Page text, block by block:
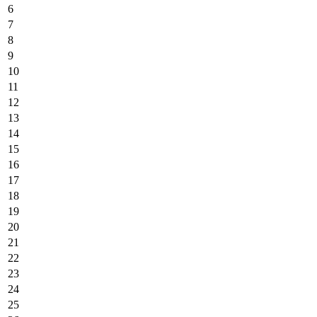
6
7
8
9
10
11
12
13
14
15
16
17
18
19
20
21
22
23
24
25